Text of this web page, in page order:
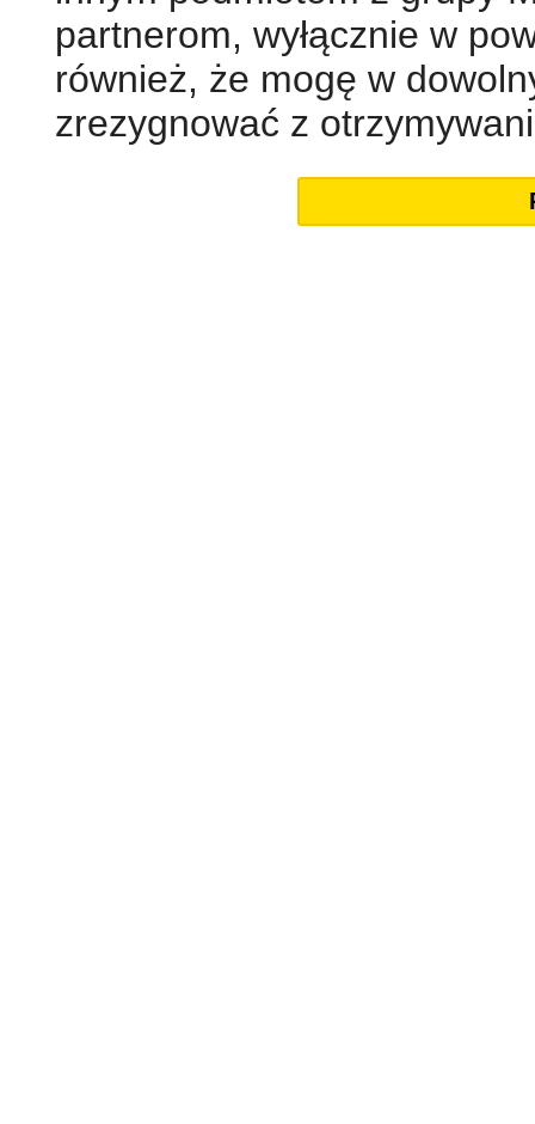
partnerom, wyłącznie w
również, że mogę w
zrezygnować z